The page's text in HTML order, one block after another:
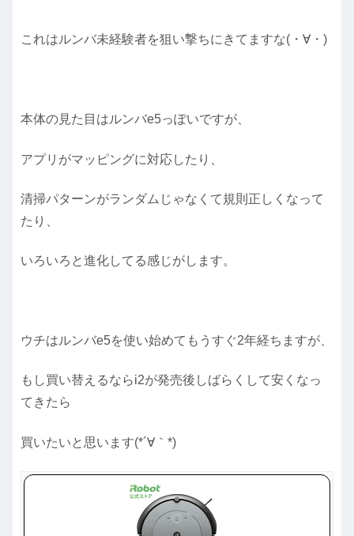
これはルンバ未経験者を狙い撃ちにきてますな(・∀・)
本体の見た目はルンバe5っぽいですが、
アプリがマッピングに対応したり、
清掃パターンがランダムじゃなくて規則正しくなって
たり、
いろいろと進化してる感じがします。
ウチはルンバe5を使い始めてもうすぐ2年経ちますが、
もし買い替えるならi2が発売後しばらくして安くなっ
てきたら
買いたいと思います(*´∀｀*)